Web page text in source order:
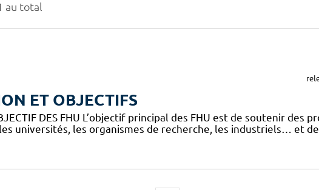
au total
ET OBJECTIFS
DES FHU L’objectif principal des FHU est de soutenir des
universités, les organismes de recherche, les industriels… et